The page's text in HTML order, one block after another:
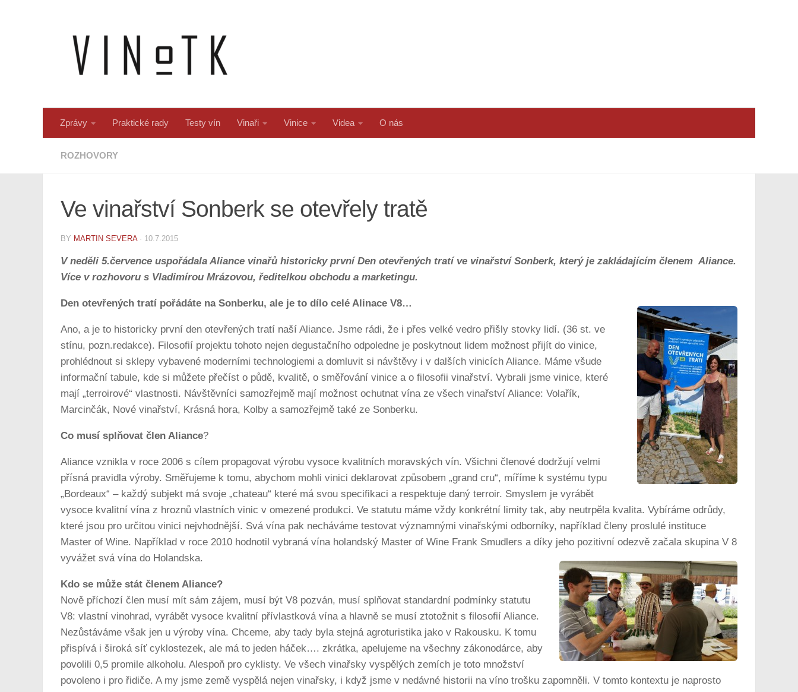
Zprávy Praktické rady Testy vín Vinaři Vinice Videa O nás
ROZHOVORY
Ve vinařství Sonberk se otevřely tratě
BY MARTIN SEVERA · 10.7.2015
V neděli 5.července uspořádala Aliance vinařů historicky první Den otevřených tratí ve vinařství Sonberk, který je zakládajícím členem Aliance.
Více v rozhovoru s Vladimírou Mrázovou, ředitelkou obchodu a marketingu.
Den otevřených tratí pořádáte na Sonberku, ale je to dílo celé Alinace V8…
Ano, a je to historicky první den otevřených tratí naší Aliance. Jsme rádi, že i přes velké vedro přišly stovky lidí. (36 st. ve
stínu, pozn.redakce). Filosofií projektu tohoto nejen degustačního odpoledne je poskytnout lidem možnost přijít do vinice,
prohlédnout si sklepy vybavené moderními technologiemi a domluvit si návštěvy i v dalších vinicích Aliance. Máme všude
informační tabule, kde si můžete přečíst o půdě, kvalitě, o směřování vinice a o filosofii vinařství. Vybrali jsme vinice, které
mají „terroirové“ vlastnosti. Návštěvníci samozřejmě mají možnost ochutnat vína ze všech vinařství Aliance: Volařík,
Marcinčák, Nové vinařství, Krásná hora, Kolby a samozřejmě také ze Sonberku.
Co musí splňovat člen Aliance?
Aliance vznikla v roce 2006 s cílem propagovat výrobu vysoce kvalitních moravských vín. Všichni členové dodržují velmi
přísná pravidla výroby. Směřujeme k tomu, abychom mohli vinici deklarovat způsobem „grand cru“, míříme k systému typu
„Bordeaux“ – každý subjekt má svoje „chateau“ které má svou specifikaci a respektuje daný terroir. Smyslem je vyrábět
vysoce kvalitní vína z hroznů vlastních vinic v omezené produkci. Ve statutu máme vždy konkrétní limity tak, aby neutrpěla kvalita. Vybíráme odrůdy,
které jsou pro určitou vinici nejvhodnější. Svá vína pak necháváme testovat významnými vinařskými odborníky, například členy proslulé instituce
Master of Wine. Například v roce 2010 hodnotil vybraná vína holandský Master of Wine Frank Smudlers a díky jeho pozitivní odezvě začala skupina V 8
vyvážet svá vína do Holandska.
Kdo se může stát členem Aliance?
Nově příchozí člen musí mít sám zájem, musí být V8 pozván, musí splňovat standardní podmínky statutu
V8: vlastní vinohrad, vyrábět vysoce kvalitní přívlastková vína a hlavně se musí ztotožnit s filosofií Aliance.
Nezůstáváme však jen u výroby vína. Chceme, aby tady byla stejná agroturistika jako v Rakousku. K tomu
přispívá i široká síť cyklostezek, ale má to jeden háček…. zkrátka, apelujeme na všechny zákonodárce, aby
povolili 0,5 promile alkoholu. Alespoň pro cyklisty. Ve všech vinařsky vyspělých zemích je toto množství
povoleno i pro řidiče. A my jsme země vyspělá nejen vinařsky, i když jsme v nedávné historii na víno trošku zapomněli. V tomto kontextu je naprosto